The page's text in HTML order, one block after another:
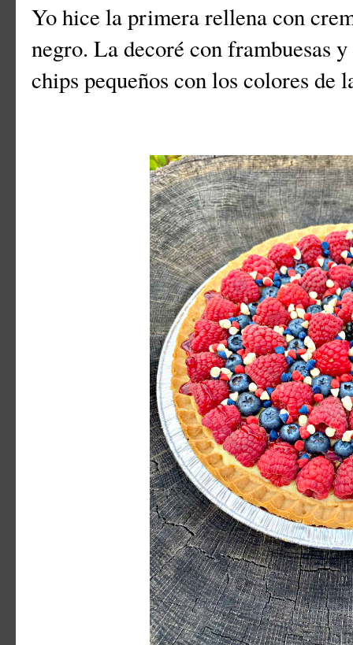
Yo hice la primera rellena con
negro. La decoré con frambuesas
chips pequeños con los colores de